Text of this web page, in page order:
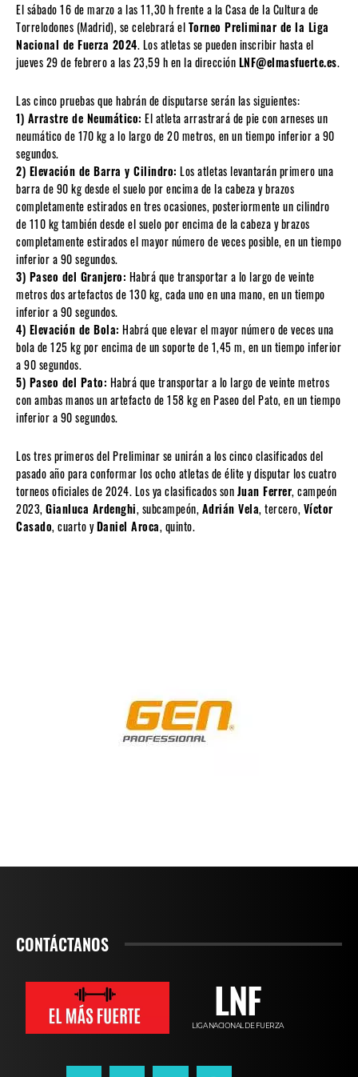
El sábado 16 de marzo a las 11,30 h frente a la Casa de la Cultura de
Torrelodones (Madrid), se celebrará elTorneo Preliminar de la Liga
Nacional de Fuerza 2024. Los atletas se pueden inscribir hasta el
jueves 29 de febrero a las 23,59 h en la direcciónLNF@elmasfuerte.es.
Las cinco pruebas que habrán de disputarse serán las siguientes:
1) Arrastre de Neumático: El atleta arrastrará de pie con arneses un
neumático de 170 kg a lo largo de 20 metros, en un tiempo inferior a 90
segundos.
2) Elevación de Barra y Cilindro: Los atletas levantarán primero una
barra de 90 kg desde el suelo por encima de la cabeza y brazos
completamente estirados en tres ocasiones, posteriormente un cilindro
de 110 kg también desde el suelo por encima de la cabeza y brazos
completamente estirados el mayor número de veces posible, en un tiempo
inferior a 90 segundos.
3) Paseo del Granjero: Habrá que transportar a lo largo de veinte
metros dos artefactos de 130 kg, cada uno en una mano, en un tiempo
inferior a 90 segundos.
4) Elevación de Bola: Habrá que elevar el mayor número de veces una
bola de 125 kg por encima de un soporte de 1,45 m, en un tiempo inferior
a 90 segundos.
5) Paseo del Pato: Habrá que transportar a lo largo de veinte metros
con ambas manos un artefacto de 158 kg en Paseo del Pato, en un tiempo
inferior a 90 segundos.
Los tres primeros del Preliminar se unirán a los cinco clasificados del
pasado año para conformar los ocho atletas de élite y disputar los cuatro
torneos oficiales de 2024. Los ya clasificados sonJuan Ferrer, campeón
2023, Gianluca Ardenghi, subcampeón, Adrián Vela, tercero, Víctor
Casado, cuarto yDaniel Aroca, quinto.
CONTÁCTANOS
LNF
LIGA NACIONAL DE FUERZA